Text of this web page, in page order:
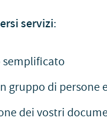
servizi:
semplificato
gruppo di persone
dei vostri